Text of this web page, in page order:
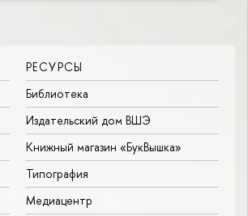
РЕСУРСЫ
Библиотека
Издательский дом ВШЭ
Книжный магазин «БукВышка»
Типография
Медиацентр